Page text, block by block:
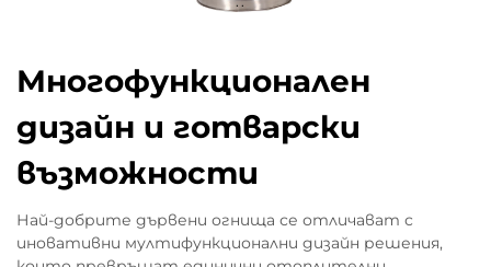
Многофункционален
дизайн и готварски
възможности
Най-добрите дървени огнища се отличават с
иновативни мултифункционални дизайн решения,